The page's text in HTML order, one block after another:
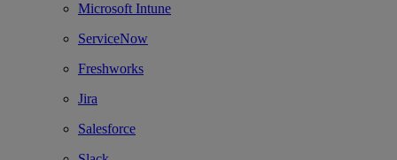
Microsoft Intune
ServiceNow
Freshworks
Jira
Salesforce